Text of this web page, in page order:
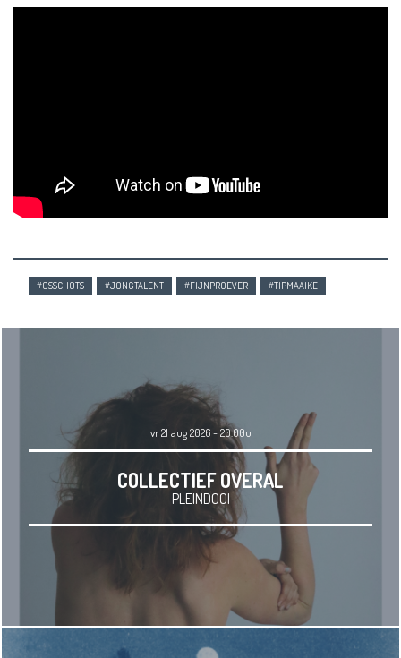
#OSSCHOTS #JONGTALENT #FIJNPROEVER #TIPMAAIKE
vr 21 aug 2026 - 20.00u
COLLECTIEF OVERAL
PLEINDOOI